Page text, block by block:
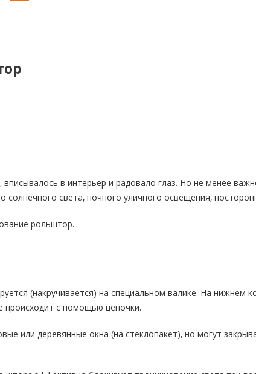
в интерьер и радовало глаз. Но не менее
света, ночного уличного освещения,
рольштор.
(накручивается) на специальном валике. На нижнем
происходит с помощью цепочки.
или деревянные окна (на стеклопакет), но могут